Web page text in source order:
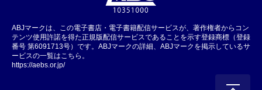
ABJマークは、この電子書店・電子書籍配信サービスが、著作権者からコン
テンツ使用許諾を得た正規版配信サービスであることを示す登録商標（登録
番号 第6091713号）です。ABJマークの詳細、ABJマークを掲示しているサ
ービスの一覧はこちら。
https://aebs.or.jp/